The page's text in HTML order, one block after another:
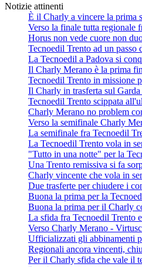
Notizie attinenti
È il Charly a vincere la prima
Verso la finale tutta regionale
Horus non vede cuore non
Tecnoedil Trento ad un passo
La Tecnoedil a Padova si
Il Charly Merano è la prima
Tecnoedil Trento in missione
Il Charly in trasferta sul
Tecnoedil Trento scippata
Charly Merano no problem
Verso la semifinale Charly
La semifinale fra Tecnoedil
La Tecnoedil Trento vola in
"Tutto in una notte" per la
Una Trento remissiva si fa
Charly vincente che vola in
Due trasferte per chiudere i
Buona la prima per la
Buona la prima per il Charly
La sfida fra Tecnoedil Trento
Verso Charly Merano -
Ufficializzati gli abbinamenti
Regionali ancora vincenti,
Per il Charly sfida che vale il